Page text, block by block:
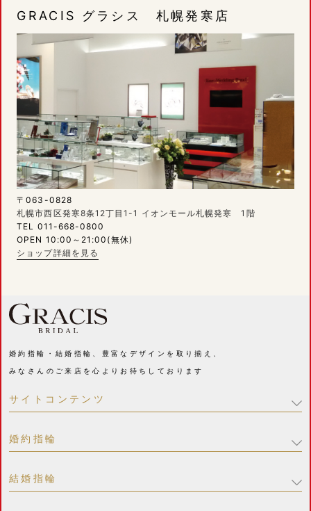
GRACIS グラシス 札幌発寒店
〒063-0828
札幌市西区発寒8条12丁目1-1 イオンモール札幌発寒 1階
TEL 011-668-0800
OPEN 10:00～21:00(無休)
ショップ詳細を見る
婚約指輪・結婚指輪、豊富なデザインを取り揃え、
みなさんのご来店を心よりお待ちしております
サイトコンテンツ
婚約指輪
結婚指輪